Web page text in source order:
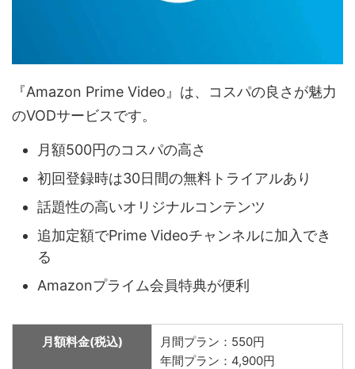
『Amazon Prime Video』は、コスパの良さが魅力
のVODサービスです。
月額500円のコスパの高さ
初回登録時は30日間の無料トライアルあり
話題性の高いオリジナルコンテンツ
追加定額でPrime Videoチャンネルに加入でき
る
Amazonプライム会員特典が便利
月額料金(税込)
月間プラン：550円
年間プラン：4,900円